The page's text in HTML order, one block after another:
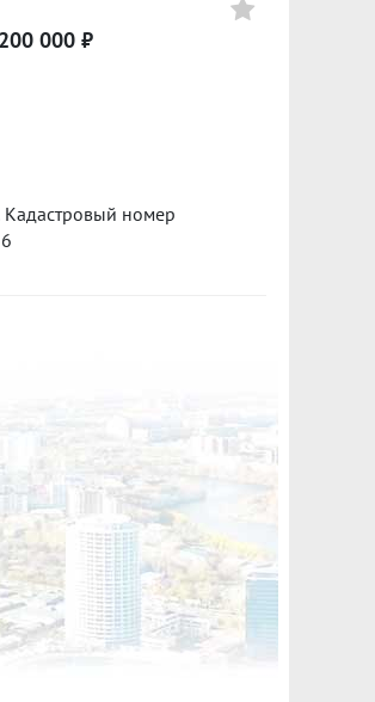
клубника. Один
свой домик до
на природе.
000 ₽
Кадастровый номер